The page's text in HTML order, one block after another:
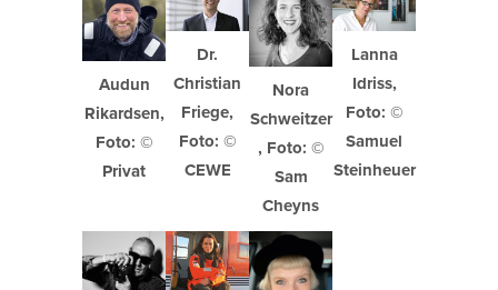
Audun
Rikardsen,
Foto: ©
Privat
Dr.
Christian
Friege,
Foto: ©
CEWE
Nora
Schweitzer
, Foto: ©
Sam
Cheyns
Lanna
Idriss,
Foto: ©
Samuel
Steinheuer